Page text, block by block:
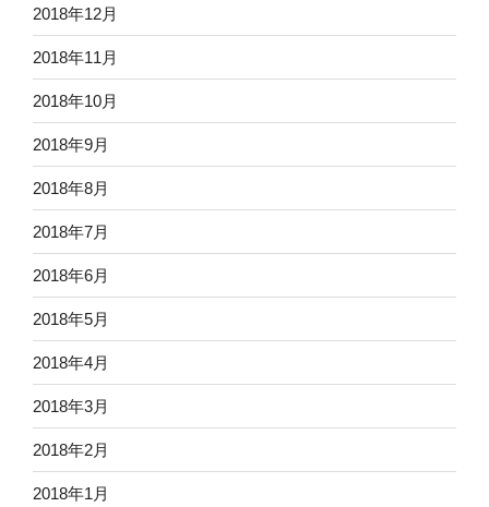
2018年12月
2018年11月
2018年10月
2018年9月
2018年8月
2018年7月
2018年6月
2018年5月
2018年4月
2018年3月
2018年2月
2018年1月